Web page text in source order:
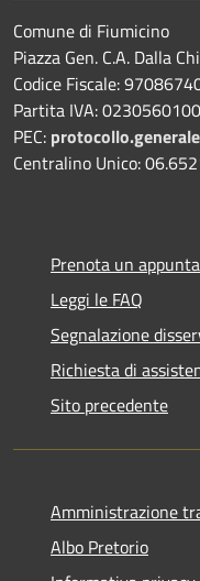
Comune di Fiumicino
Piazza Gen. C.A. Dalla
Codice Fiscale:
Partita IVA:
PEC:
Centralino Unico:
Prenota un
Leggi le FAQ
Segnalazione
Richiesta di
Sito precedente
Amministrazione
Albo Pretorio